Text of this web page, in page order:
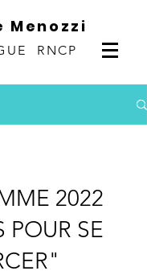
Menozzi
RNCP
2022
POUR SE